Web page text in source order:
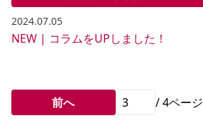
2024.07.05
NEW | コラムをUPしました！
前へ /4ページ